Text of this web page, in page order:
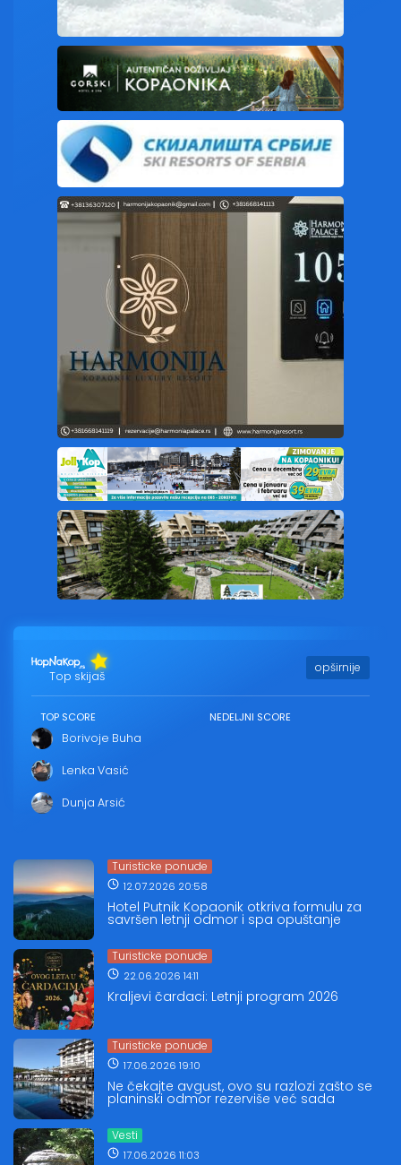
Top skijaš
opširnije
TOP SCORE
Borivoje Buha
Lenka Vasić
Dunja Arsić
NEDELJNI SCORE
Turisticke ponude
12.07.2026 20:58
Hotel Putnik Kopaonik otkriva formulu za
savršen letnji odmor i spa opuštanje
Turisticke ponude
22.06.2026 14:11
Kraljevi čardaci: Letnji program 2026
Turisticke ponude
17.06.2026 19:10
Ne čekajte avgust, ovo su razlozi zašto se
planinski odmor rezerviše već sada
Vesti
17.06.2026 11:03